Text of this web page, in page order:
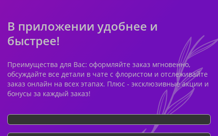
В приложении удобнее и
быстрее!
Преимущества для Вас: оформляйте заказ мгновенно,
обсуждайте все детали в чате с флористом и отслеживайте
заказ онлайн на всех этапах. Плюс - эксклюзивные акции и
бонусы за каждый заказ!